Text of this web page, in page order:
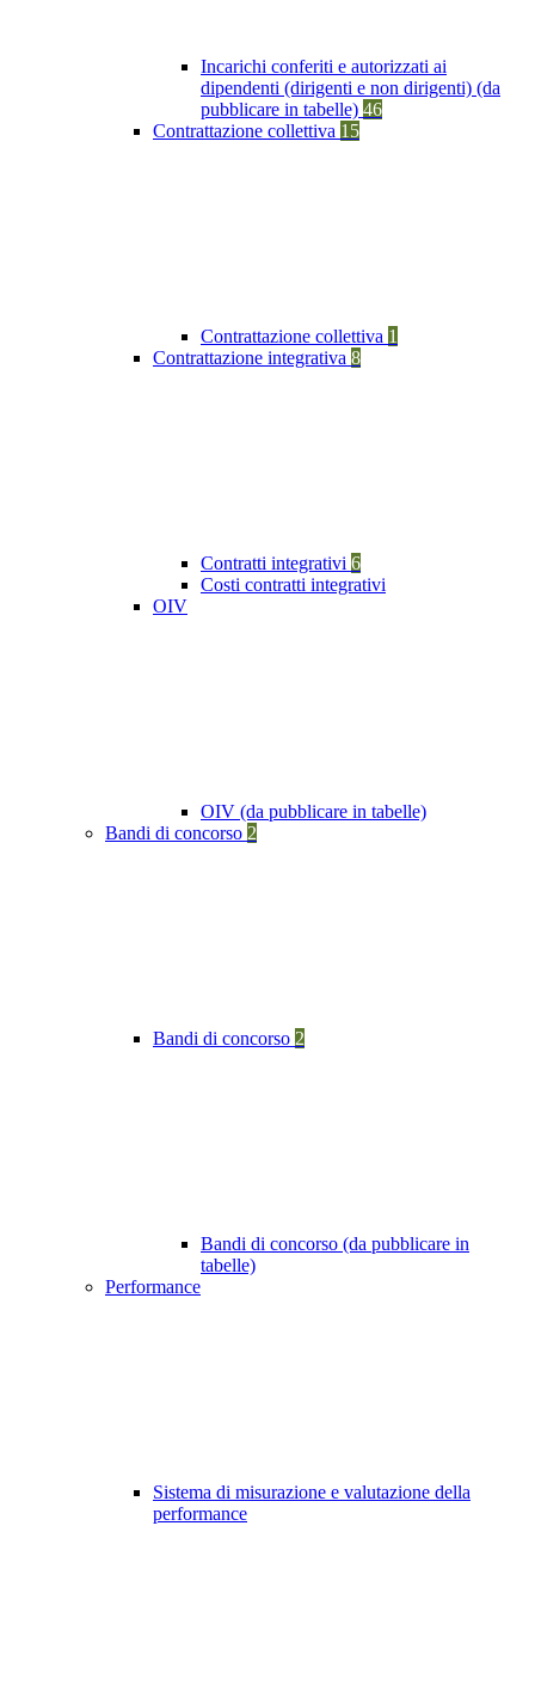
Incarichi conferiti e autorizzati ai
dipendenti (dirigenti e non dirigenti) (da
pubblicare in tabelle) 46
Contrattazione collettiva 15
Contrattazione collettiva 1
Contrattazione integrativa 8
Contratti integrativi 6
Costi contratti integrativi
OIV
OIV (da pubblicare in tabelle)
Bandi di concorso 2
Bandi di concorso 2
Bandi di concorso (da pubblicare in
tabelle)
Performance
Sistema di misurazione e valutazione della
performance